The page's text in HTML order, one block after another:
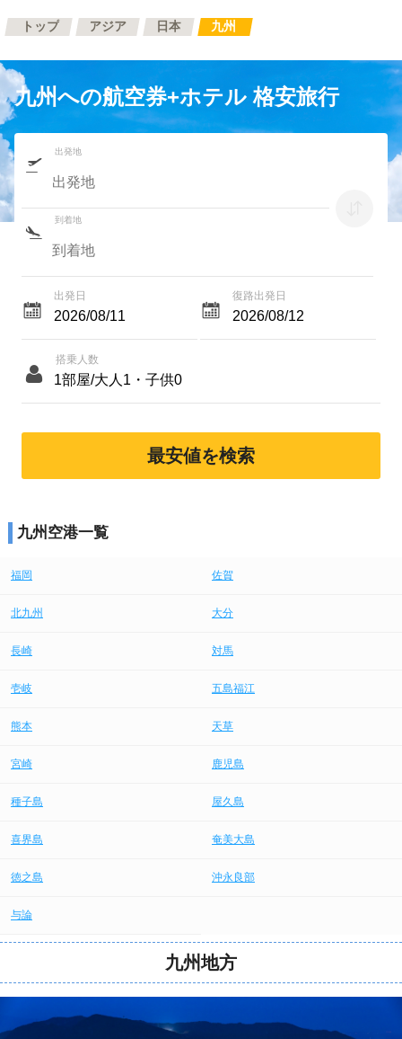
トップ アジア 日本 九州
九州への航空券+ホテル 格安旅行
出発地
到着地
出発日 復路出発日
搭乗人数
最安値を検索
九州空港一覧
福岡 佐賀
北九州 大分
長崎 対馬
壱岐 五島福江
熊本 天草
宮崎 鹿児島
種子島 屋久島
喜界島 奄美大島
徳之島 沖永良部
与論
九州地方